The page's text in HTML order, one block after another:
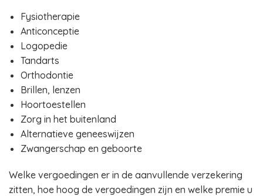
Fysiotherapie
Anticonceptie
Logopedie
Tandarts
Orthodontie
Brillen, lenzen
Hoortoestellen
Zorg in het buitenland
Alternatieve geneeswijzen
Zwangerschap en geboorte
Welke vergoedingen er in de aanvullende verzekering
zitten, hoe hoog de vergoedingen zijn en welke premie u